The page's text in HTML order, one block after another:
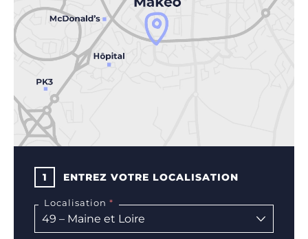
1 ENTREZ VOTRE LOCALISATION
Localisation